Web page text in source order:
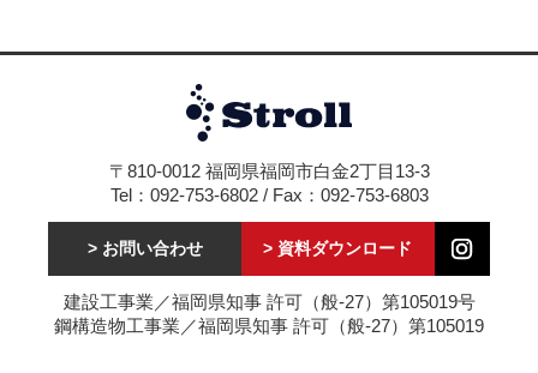
〒810-0012 福岡県福岡市白金2丁目13-3
Tel：092-753-6802 / Fax：092-753-6803
> お問い合わせ > 資料ダウンロード
建設工事業／福岡県知事 許可（般-27）第105019号
鋼構造物工事業／福岡県知事 許可（般-27）第105019